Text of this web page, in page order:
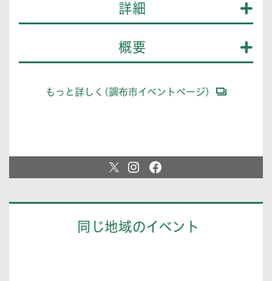
詳細
概要
もっと詳しく(調布市イベントページ)
同じ地域のイベント